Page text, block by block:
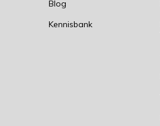
Blog
Kennisbank